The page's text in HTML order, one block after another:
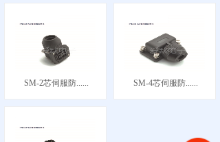
SM-2芯伺服防...... SM-4芯伺服防......